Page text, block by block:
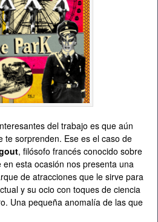
del trabajo es que aún
te sorprenden. Ese es el caso de
, filósofo francés conocido sobre
en esta ocasión nos presenta una
de atracciones que le sirve para
y su ocio con toques de ciencia
Una pequeña anomalía de las que